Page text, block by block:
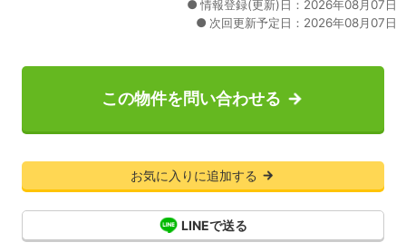
情報登録(更新)日：2026年08月07日
次回更新予定日：2026年08月07日
この物件を問い合わせる
お気に入りに追加する
LINEで送る